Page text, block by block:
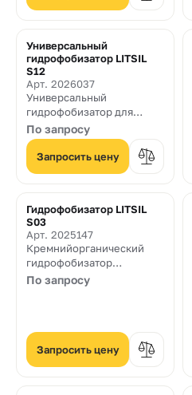
Универсальный
гидрофобизатор LITSIL
S12
Арт. 2026037
Универсальный
гидрофобизатор для
бетона и кирпича
По запросу
Запросить цену
Гидрофобизатор LITSIL
S03
Арт. 2025147
Кремнийорганический
гидрофобизатор
глубокого проникновения
По запросу
Запросить цену